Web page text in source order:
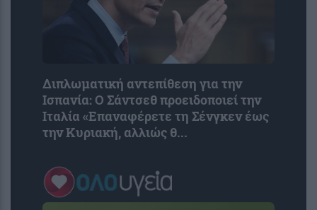
Διπλωματική αντεπίθεση για την
Ισπανία: Ο Σάντσεθ προειδοποιεί την
Ιταλία «Επαναφέρετε τη Σένγκεν έως
την Κυριακή, αλλιώς θ...